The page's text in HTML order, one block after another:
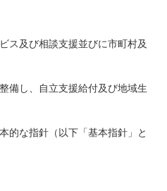
ス及び相談支援並びに市町村及
備し、自立支援給付及び地域生
的な指針（以下「基本指針」と